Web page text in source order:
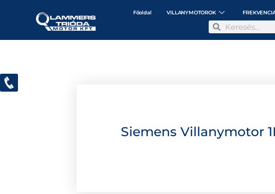
Főoldal VILLANYMOTOROK
Siemens Villanymotor